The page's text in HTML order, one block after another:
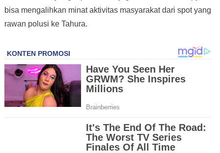
bisa mengalihkan minat aktivitas masyarakat dari spot yang
rawan polusi ke Tahura.